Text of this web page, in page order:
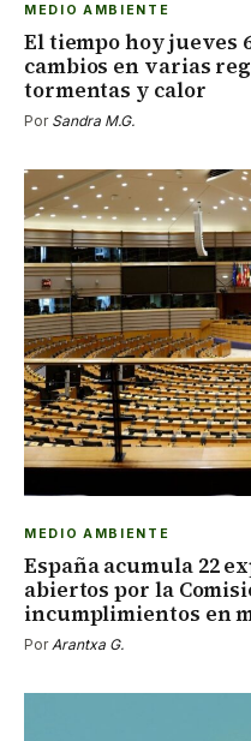
MEDIO AMBIENTE
El tiempo hoy jueves
cambios en varias
tormentas y calor
Por Sandra M.G.
MEDIO AMBIENTE
España acumula 22
abiertos por la
incumplimientos en
PorArantxa G.